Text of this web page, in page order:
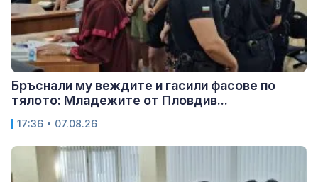
Бръснали му веждите и гасили фасове по
тялото: Младежите от Пловдив...
17:36 • 07.08.26